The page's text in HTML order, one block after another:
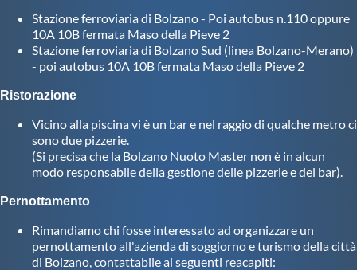
Intranet
Webmail
Mappa del sito
Stazione ferroviaria di Bolzano - Poi autobus n.110 oppure
10A 10B fermata Maso della Pieve 2
Stazione ferroviaria di Bolzano Sud (linea Bolzano-Merano)
- poi autobus 10A 10B fermata Maso della Pieve 2
Ristorazione
Vicino alla piscina vi è un bar e nel raggio di qualche metro ci
sono due pizzerie.
(Si precisa che la Bolzano Nuoto Master non è in alcun
modo responsabile della gestione delle pizzerie e del bar).
Pernottamento
Rimandiamo chi fosse interessato ad organizzare un
pernottamento all'azienda di soggiorno e turismo della città
di Bolzano, contattabile ai seguenti reacapiti: